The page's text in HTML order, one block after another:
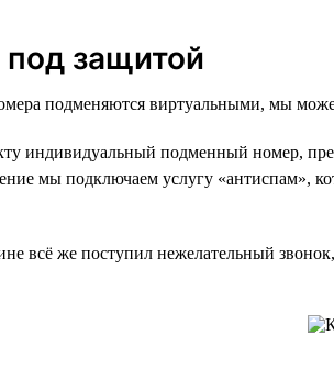
защитой
подменяются виртуальными, мы
индивидуальный подменный номер,
мы подключаем услугу «антиспам»,
всё же поступил нежелательный